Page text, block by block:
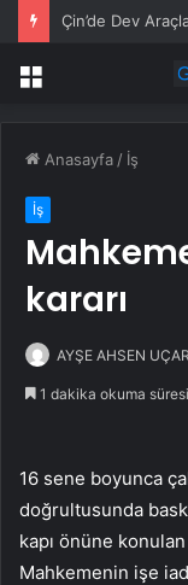
Menü
Anasayfa / İş
İş
kararı
AYŞE AHSEN UÇAR
1 dakika okuma süresi
16 sene boyunca
doğrultusunda
kapı önüne
Mahkemenin işe